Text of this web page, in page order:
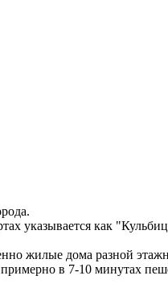
указывается как
жилые дома разной
в 7-10 минутах